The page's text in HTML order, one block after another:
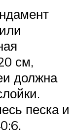
см,
должна
песка и